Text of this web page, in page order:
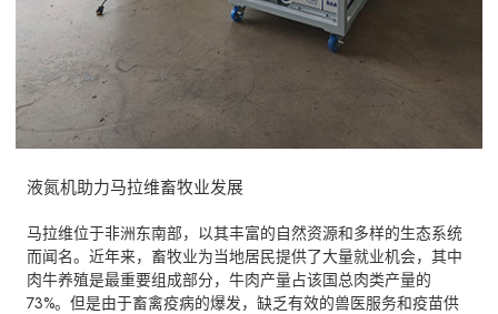
液氮机助力马拉维畜牧业发展
马拉维位于非洲东南部，以其丰富的自然资源和多样的生态系统
而闻名。近年来，畜牧业为当地居民提供了大量就业机会，其中
肉牛养殖是最重要组成部分，牛肉产量占该国总肉类产量的
73%。但是由于畜禽疫病的爆发，缺乏有效的兽医服务和疫苗供